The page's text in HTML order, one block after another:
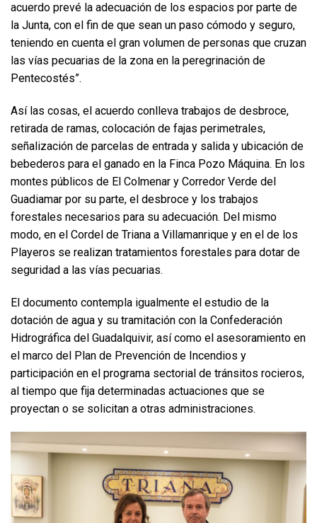
acuerdo prevé la adecuación de los espacios por parte de
la Junta, con el fin de que sean un paso cómodo y seguro,
teniendo en cuenta el gran volumen de personas que cruzan
las vías pecuarias de la zona en la peregrinación de
Pentecostés”.
Así las cosas, el acuerdo conlleva trabajos de desbroce,
retirada de ramas, colocación de fajas perimetrales,
señalización de parcelas de entrada y salida y ubicación de
bebederos para el ganado en la Finca Pozo Máquina. En los
montes públicos de El Colmenar y Corredor Verde del
Guadiamar por su parte, el desbroce y los trabajos
forestales necesarios para su adecuación. Del mismo
modo, en el Cordel de Triana a Villamanrique y en el de los
Playeros se realizan tratamientos forestales para dotar de
seguridad a las vías pecuarias.
El documento contempla igualmente el estudio de la
dotación de agua y su tramitación con la Confederación
Hidrográfica del Guadalquivir, así como el asesoramiento en
el marco del Plan de Prevención de Incendios y
participación en el programa sectorial de tránsitos rocieros,
al tiempo que fija determinadas actuaciones que se
proyectan o se solicitan a otras administraciones.